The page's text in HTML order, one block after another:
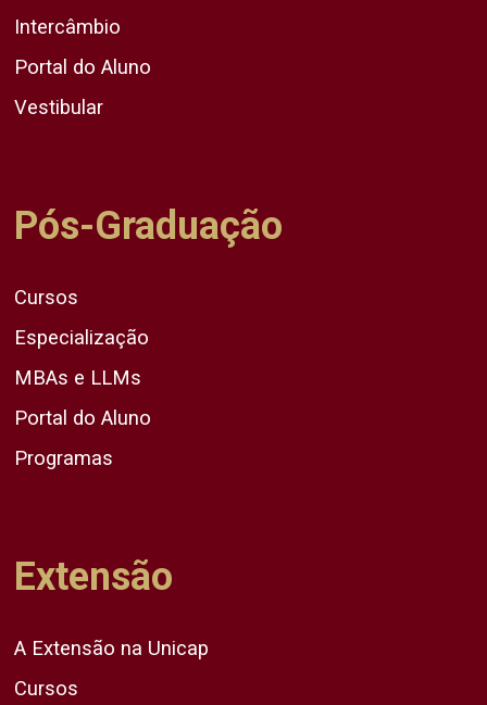
Intercâmbio
Portal do Aluno
Vestibular
Pós-Graduação
Cursos
Especialização
MBAs e LLMs
Portal do Aluno
Programas
Extensão
A Extensão na Unicap
Cursos